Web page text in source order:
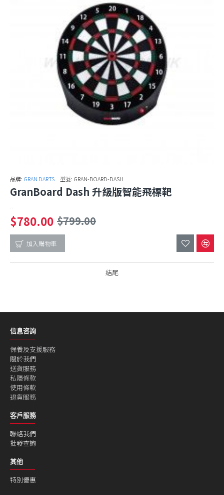
品牌: GRAN DARTS 型號: GRAN-BOARD-DASH
GranBoard Dash 升級版智能飛標靶
..
$780.00 $799.00
加入購物車
結尾
信息咨詢
保養及支援服務
關於我們
送貨服務
私隱條款
使用條款
退貨服務
客戶服務
聯絡我們
批發查詢
其他
特別優惠